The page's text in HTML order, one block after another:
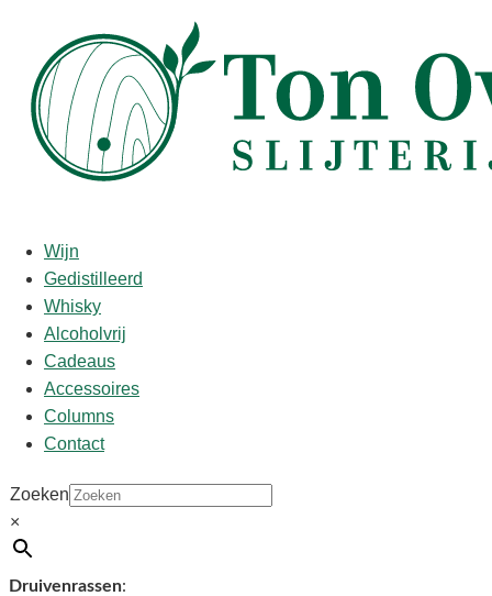
Wijn
Gedistilleerd
Whisky
Alcoholvrij
Cadeaus
Accessoires
Columns
Contact
Zoeken
×
Start/ shop / Wijn/ Château Les Grands Chênes 2018
2018
21,95
Proefnotities/Punten:
and earth with tilled soil notions. The palate is full-bodied,
Wine Advocate 89/91 pt.
Druivenrassen: